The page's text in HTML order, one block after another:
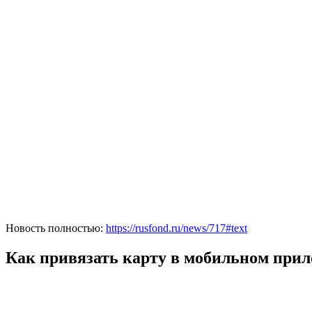
Новость полностью: https://rusfond.ru/news/717#text
Как привязать карту в мобильном